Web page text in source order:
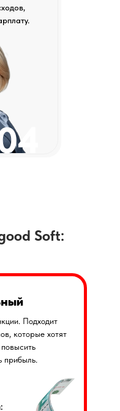
Soft:
Подходит
которые хотят
прибыль.